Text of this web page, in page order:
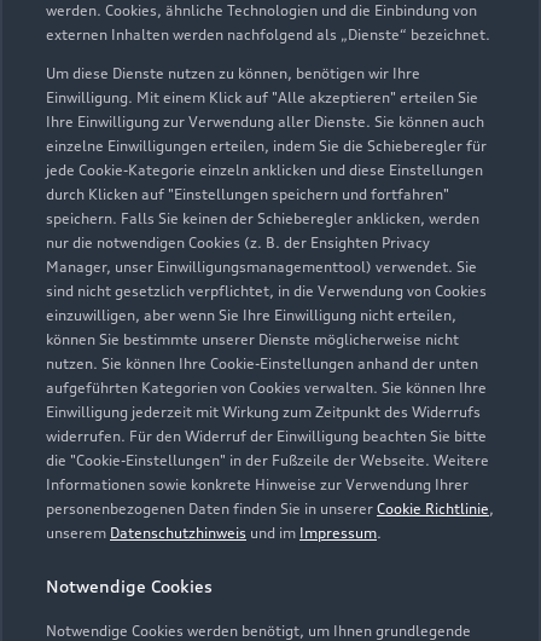
werden. Cookies, ähnliche Technologien und die Einbindung von
externen Inhalten werden nachfolgend als „Dienste“ bezeichnet.
Um diese Dienste nutzen zu können, benötigen wir Ihre
Einwilligung. Mit einem Klick auf "Alle akzeptieren" erteilen Sie
Ihre Einwilligung zur Verwendung aller Dienste. Sie können auch
einzelne Einwilligungen erteilen, indem Sie die Schieberegler für
jede Cookie-Kategorie einzeln anklicken und diese Einstellungen
durch Klicken auf "Einstellungen speichern und fortfahren"
speichern. Falls Sie keinen der Schieberegler anklicken, werden
nur die notwendigen Cookies (z. B. der Ensighten Privacy
Manager, unser Einwilligungsmanagementtool) verwendet. Sie
sind nicht gesetzlich verpflichtet, in die Verwendung von Cookies
einzuwilligen, aber wenn Sie Ihre Einwilligung nicht erteilen,
können Sie bestimmte unserer Dienste möglicherweise nicht
nutzen. Sie können Ihre Cookie-Einstellungen anhand der unten
aufgeführten Kategorien von Cookies verwalten. Sie können Ihre
Einwilligung jederzeit mit Wirkung zum Zeitpunkt des Widerrufs
widerrufen. Für den Widerruf der Einwilligung beachten Sie bitte
die "Cookie-Einstellungen" in der Fußzeile der Webseite. Weitere
Informationen sowie konkrete Hinweise zur Verwendung Ihrer
personenbezogenen Daten finden Sie in unserer Cookie Richtlinie,
unserem Datenschutzhinweis und im Impressum.
Notwendige Cookies
Notwendige Cookies werden benötigt, um Ihnen grundlegende
Zur Reparatur